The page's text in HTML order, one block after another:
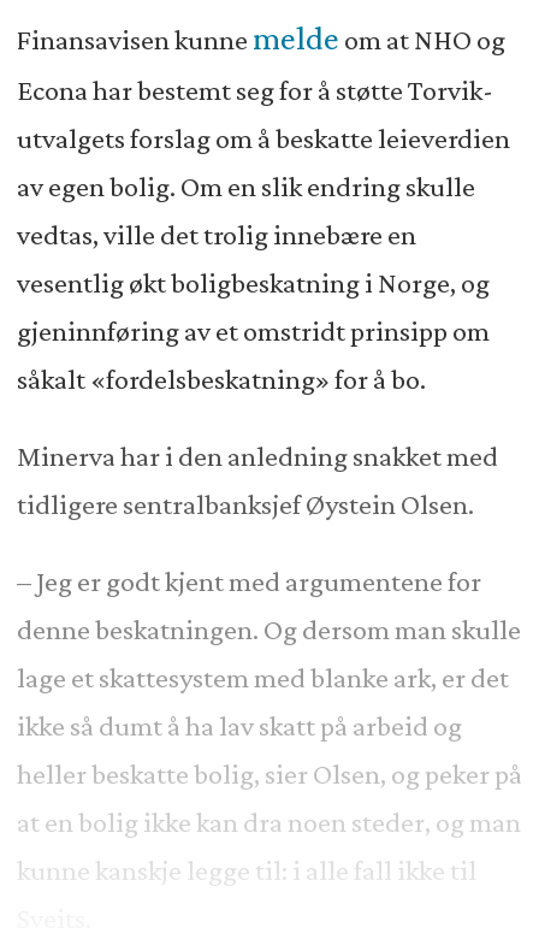
Finansavisen kunne melde om at NHO og
Econa har bestemt seg for å støtte Torvik-
utvalgets forslag om å beskatte leieverdien
av egen bolig. Om en slik endring skulle
vedtas, ville det trolig innebære en
vesentlig økt boligbeskatning i Norge, og
gjeninnføring av et omstridt prinsipp om
såkalt «fordelsbeskatning» for å bo.
Minerva har i den anledning snakket med
tidligere sentralbanksjef Øystein Olsen.
– Jeg er godt kjent med argumentene for
denne beskatningen. Og dersom man skulle
lage et skattesystem med blanke ark, er det
ikke så dumt å ha lav skatt på arbeid og
heller beskatte bolig, sier Olsen, og peker på
at en bolig ikke kan dra noen steder, og man
kunne kanskje legge til: i alle fall ikke til